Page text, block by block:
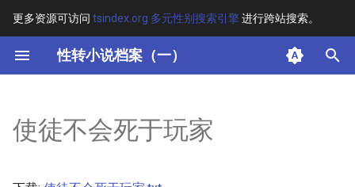
更多资源可访问 tsindex.org 多元性别搜索引擎进行跨站搜索。
性转小说档案（一）
键
开
其他信息 [Processed Page
使徒不会死于玩家